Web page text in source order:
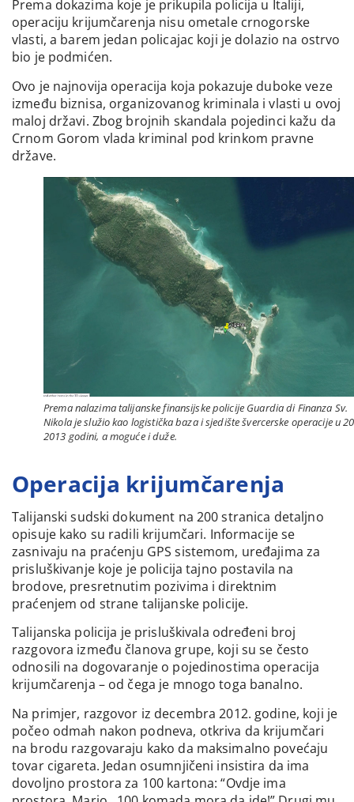
Prema dokazima koje je prikupila policija u Italiji,
operaciju krijumčarenja nisu ometale crnogorske
vlasti, a barem jedan policajac koji je dolazio na ostrvo
bio je podmićen.
Ovo je najnovija operacija koja pokazuje duboke veze
između biznisa, organizovanog kriminala i vlasti u ovoj
maloj državi. Zbog brojnih skandala pojedinci kažu da
Crnom Gorom vlada kriminal pod krinkom pravne
države.
Prema nalazima talijanske finansijske policije Guardia di Finanza Sv.
Nikola je služio kao logistička baza i sjedište švercerske operacije u
2013 godini, a moguće i duže.
Operacija krijumčarenja
Talijanski sudski dokument na 200 stranica detaljno
opisuje kako su radili krijumčari. Informacije se
zasnivaju na praćenju GPS sistemom, uređajima za
prisluškivanje koje je policija tajno postavila na
brodove, presretnutim pozivima i direktnim
praćenjem od strane talijanske policije.
Talijanska policija je prisluškivala određeni broj
razgovora između članova grupe, koji su se često
odnosili na dogovaranje o pojedinostima operacija
krijumčarenja – od čega je mnogo toga banalno.
Na primjer, razgovor iz decembra 2012. godine, koji je
počeo odmah nakon podneva, otkriva da krijumčari
na brodu razgovaraju kako da maksimalno povećaju
tovar cigareta. Jedan osumnjičeni insistira da ima
dovoljno prostora za 100 kartona: “Ovdje ima